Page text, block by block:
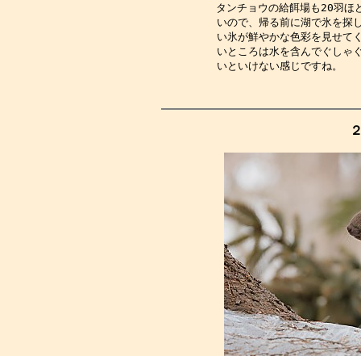
タンチョウの給餌場も20羽ほ
いので、帰る前に湖で氷を探
い氷が鮮やかな色彩を見せて
いところは水を含んでぐしゃ
いといけ